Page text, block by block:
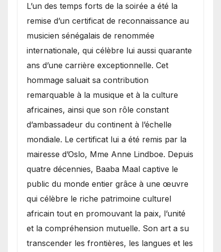
​L’un des temps forts de la soirée a été la
remise d’un certificat de reconnaissance au
musicien sénégalais de renommée
internationale, qui célèbre lui aussi quarante
ans d’une carrière exceptionnelle. Cet
hommage saluait sa contribution
remarquable à la musique et à la culture
africaines, ainsi que son rôle constant
d’ambassadeur du continent à l’échelle
mondiale. Le certificat lui a été remis par la
mairesse d’Oslo, Mme Anne Lindboe. Depuis
quatre décennies, Baaba Maal captive le
public du monde entier grâce à une œuvre
qui célèbre le riche patrimoine culturel
africain tout en promouvant la paix, l’unité
et la compréhension mutuelle. Son art a su
transcender les frontières, les langues et les